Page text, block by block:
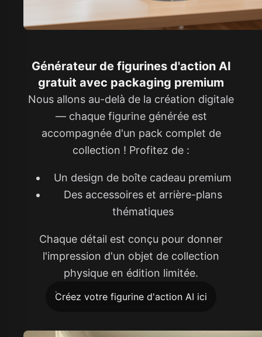
Générateur de figurines d'action AI
gratuit avec packaging premium
Nous allons au-delà de la création digitale
— chaque figurine générée est
accompagnée d'un pack complet de
collection ! Profitez de :
Un design de boîte cadeau premium
Des accessoires et arrière-plans
thématiques
Chaque détail est conçu pour donner
l'impression d'un objet de collection
physique en édition limitée.
Créez votre figurine d'action AI ici